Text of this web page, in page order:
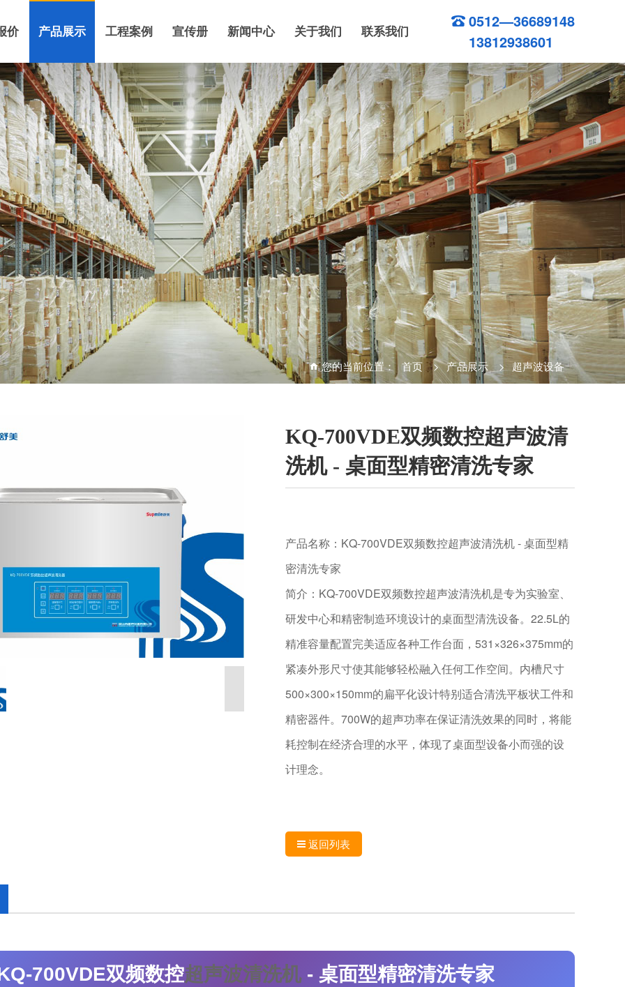
价 产品展示 工程案例 宣传册 新闻中心 关于我们 联系我们
0512—36689148
13812938601
您的当前位置： 首页 > 产品展示 > 超声波设备
KQ-700VDE双频数控超声波清
洗机 - 桌面型精密清洗专家
产品名称：KQ-700VDE双频数控超声波清洗机 - 桌面型精
密清洗专家
简介：KQ-700VDE双频数控超声波清洗机是专为实验室、
研发中心和精密制造环境设计的桌面型清洗设备。22.5L的
精准容量配置完美适应各种工作台面，531×326×375mm的
紧凑外形尺寸使其能够轻松融入任何工作空间。内槽尺寸
500×300×150mm的扁平化设计特别适合清洗平板状工件和
精密器件。700W的超声功率在保证清洗效果的同时，将能
耗控制在经济合理的水平，体现了桌面型设备小而强的设
计理念。
返回列表
700VDE双频数控超声波清洗机- 桌面型精密清洗专家